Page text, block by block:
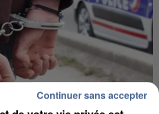
Continuer sans accepter